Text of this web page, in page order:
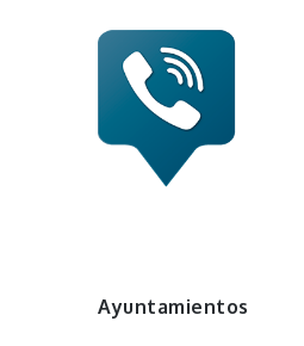
Ayuntamientos